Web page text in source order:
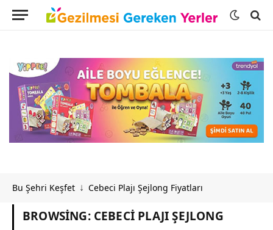
Bu Şehri Keşfet ↓ Cebeci Plajı Şejlong Fiyatları
BROWSING: CEBECI PLAJI ŞEJLONG